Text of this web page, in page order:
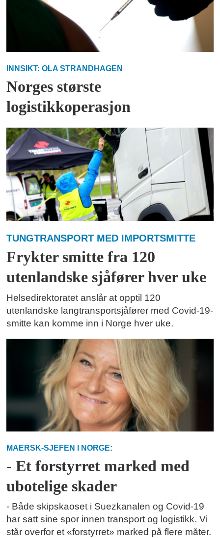
INNSIKT: OLA STRANDHAGEN
Norges største
logistikkoperasjon
TUNGTRANSPORT MED IMPORTSMITTE
Frykter smitte fra 120
utenlandske sjåfører hver uke
Helsedirektoratet anslår at opptil 120
utenlandske langtransportsjåfører med Covid-19-
smitte kan komme inn i Norge hver uke.
MAERSK-SJEFEN I NORGE:
- Et forstyrret marked med
ubotelige skader
- Både skipskaoset i Suezkanalen og Covid-19
har satt sine spor innen transport og logistikk. Vi
står overfor et «forstyrret» marked på flere måter.